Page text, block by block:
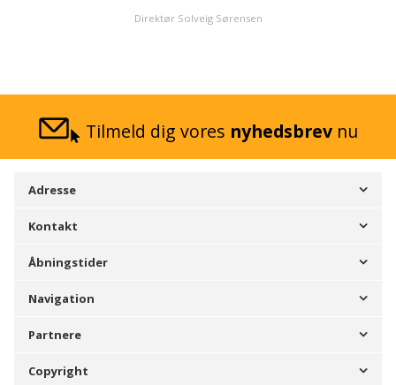
Direktør Solveig Sørensen
Tilmeld dig vores nyhedsbrev nu
Adresse
Kontakt
Åbningstider
Navigation
Partnere
Copyright